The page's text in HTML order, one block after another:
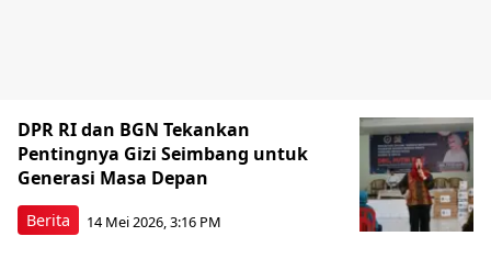
Berita
DPR RI dan BGN Tekankan
Pentingnya Gizi Seimbang untuk
Generasi Masa Depan
14 Mei 2026, 3:16 PM